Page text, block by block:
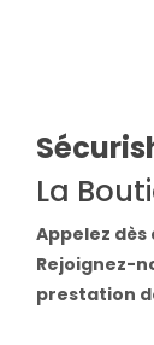
La
Appelez
prestation